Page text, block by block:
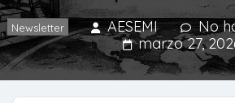
Newsletter AESEMI
No
marzo 27,